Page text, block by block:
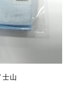
山